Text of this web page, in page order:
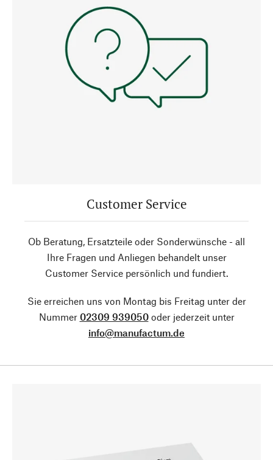
Customer Service
Ob Beratung, Ersatzteile oder Sonderwünsche - all
Ihre Fragen und Anliegen behandelt unser
Customer Service persönlich und fundiert.
Sie erreichen uns von Montag bis Freitag unter der
Nummer 02309 939050oder jederzeit unter
info@manufactum.de